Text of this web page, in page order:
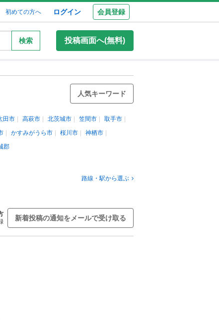
初めての方へ ログイン 会員登録
検索 投稿画面へ(無料)
人気キーワード
田市 高萩市 北茨城市 笠間市
取手市
かすみがうら市 桜川市
神栖市
郡
路線・駅から選ぶ
新着投稿の通知をメールで受け取る